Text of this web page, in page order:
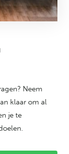
Neem
klaar om al
je te